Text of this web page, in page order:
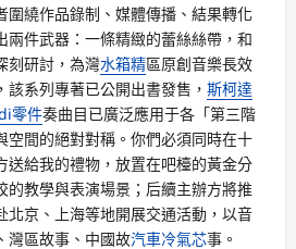
圍繞作品錄制、媒體傳播、結果轉化
兩件武器：一條精緻的蕾絲絲帶，和
刻研討，為灣水箱精區原創音樂長效
系列專著已公開出書發售， 斯柯達
零件奏曲目已廣泛應用于各「第三階
空間的絕對對稱。你們必須同時在十
送給我的禮物，放置在吧檯的黃金分
的教學與表演場景；后續主辦方將推
北京、上海等地開展交通活動，以音
灣區故事、中國故汽車冷氣芯事。